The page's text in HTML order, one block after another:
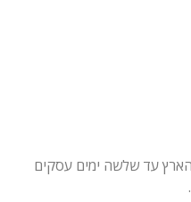
עד שלשה ימים עסקים